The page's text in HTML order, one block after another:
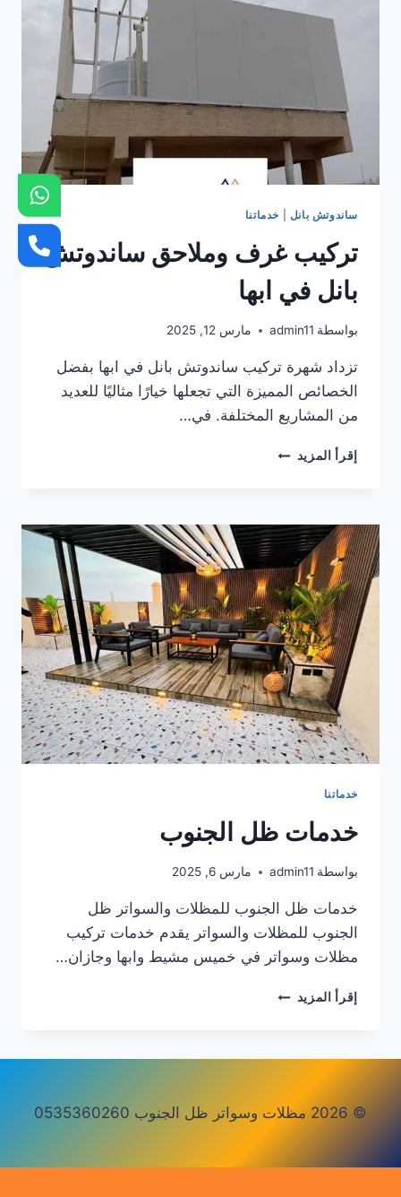
ساندوتش بانل خدماتنا
تركيب غرف وملاحق ساندوتش
بانل في ابها
بواسطة admin11 مارس 12, 2025
تزداد شهرة تركيب ساندوتش بانل في ابها بفضل
الخصائص المميزة التي تجعلها خيارًا مثاليًا للعديد
من المشاريع المختلفة. في…
إقرأ المزيد تركيب
بانل
في
ابها
خدماتنا
خدمات ظل الجنوب
بواسطة admin11 مارس 6, 2025
خدمات ظل الجنوب للمظلات والسواتر ظل
الجنوب للمظلات والسواتر يقدم خدمات تركيب
مظلات وسواتر في خميس مشيط وابها وجازان…
إقرأ المزيد خدمات
© 2026 مظلات وسواتر ظل الجنوب 0535360260